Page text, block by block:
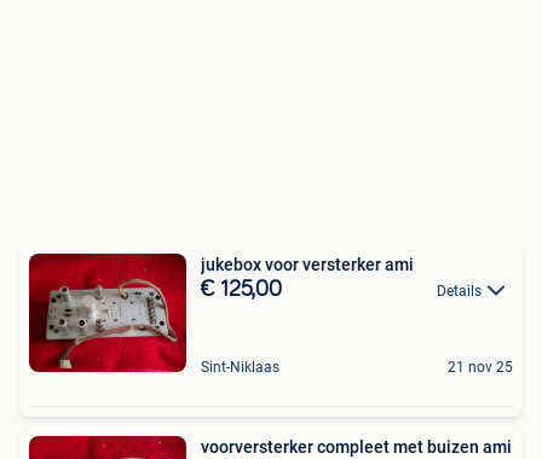
jukebox voor versterker ami
€ 125,00 Details
Sint-Niklaas 21 nov 25
voorversterker compleet met buizen ami